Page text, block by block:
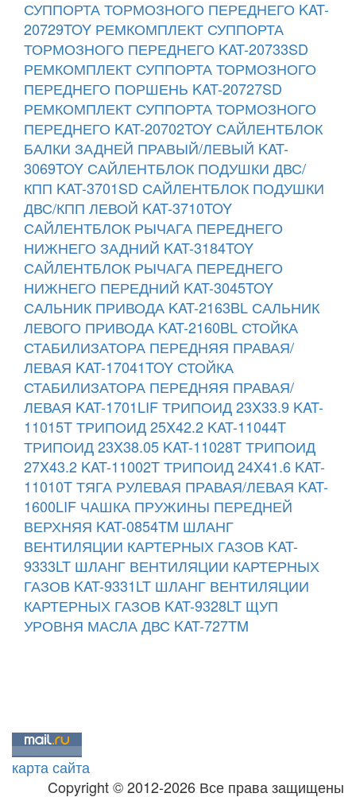
СУППОРТА ТОРМОЗНОГО ПЕРЕДНЕГО KAT-
20729TOY РЕМКОМПЛЕКТ СУППОРТА
ТОРМОЗНОГО ПЕРЕДНЕГО KAT-20733SD
РЕМКОМПЛЕКТ СУППОРТА ТОРМОЗНОГО
ПЕРЕДНЕГО ПОРШЕНЬ KAT-20727SD
РЕМКОМПЛЕКТ СУППОРТА ТОРМОЗНОГО
ПЕРЕДНЕГО KAT-20702TOY САЙЛЕНТБЛОК
БАЛКИ ЗАДНЕЙ ПРАВЫЙ/ЛЕВЫЙ KAT-
3069TOY САЙЛЕНТБЛОК ПОДУШКИ ДВС/
КПП KAT-3701SD САЙЛЕНТБЛОК ПОДУШКИ
ДВС/КПП ЛЕВОЙ KAT-3710TOY
САЙЛЕНТБЛОК РЫЧАГА ПЕРЕДНЕГО
НИЖНЕГО ЗАДНИЙ KAT-3184TOY
САЙЛЕНТБЛОК РЫЧАГА ПЕРЕДНЕГО
НИЖНЕГО ПЕРЕДНИЙ KAT-3045TOY
САЛЬНИК ПРИВОДА KAT-2163BL САЛЬНИК
ЛЕВОГО ПРИВОДА KAT-2160BL СТОЙКА
СТАБИЛИЗАТОРА ПЕРЕДНЯЯ ПРАВАЯ/
ЛЕВАЯ KAT-17041TOY СТОЙКА
СТАБИЛИЗАТОРА ПЕРЕДНЯЯ ПРАВАЯ/
ЛЕВАЯ KAT-1701LIFТРИПОИД 23X33.9 KAT-
11015TТРИПОИД 25X42.2 KAT-11044T
ТРИПОИД 23X38.05 KAT-11028TТРИПОИД
27X43.2 KAT-11002TТРИПОИД 24X41.6 KAT-
11010TТЯГА РУЛЕВАЯ ПРАВАЯ/ЛЕВАЯ KAT-
1600LIF ЧАШКА ПРУЖИНЫ ПЕРЕДНЕЙ
ВЕРХНЯЯ KAT-0854TM ШЛАНГ
ВЕНТИЛЯЦИИ КАРТЕРНЫХ ГАЗОВ KAT-
9333LT ШЛАНГ ВЕНТИЛЯЦИИ КАРТЕРНЫХ
ГАЗОВ KAT-9331LT ШЛАНГ ВЕНТИЛЯЦИИ
КАРТЕРНЫХ ГАЗОВ KAT-9328LT ЩУП
УРОВНЯ МАСЛА ДВС KAT-727TM
карта сайта
Copyright © 2012-2026 Все права защищены